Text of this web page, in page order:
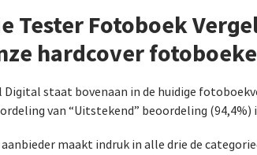
Tester Fotoboek
hardcover
Digital staat bovenaan in de huidige
van “Uitstekend” beoordeling (94,4%)
aanbieder maakt indruk in alle drie de